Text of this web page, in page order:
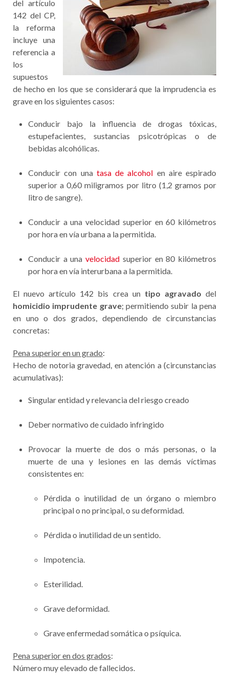
del artículo
142 del CP,
la reforma
incluye una
referencia a
los
supuestos
de hecho en los que se considerará que la imprudencia es
grave en los siguientes casos:
Conducir bajo la influencia de drogas tóxicas,
estupefacientes, sustancias psicotrópicas o de
bebidas alcohólicas.
Conducir con una tasa de alcohol en aire espirado
superior a 0,60 miligramos por litro (1,2 gramos por
litro de sangre).
Conducir a una velocidad superior en 60 kilómetros
por hora en vía urbana a la permitida.
Conducir a unavelocidad superior en 80 kilómetros
por hora en vía interurbana a la permitida.
El nuevo artículo 142 bis crea un tipo agravado del
homicidio imprudente grave; permitiendo subir la pena
en uno o dos grados, dependiendo de circunstancias
concretas:
Pena superior en un grado:
Hecho de notoria gravedad, en atención a (circunstancias
acumulativas):
Singular entidad y relevancia del riesgo creado
Deber normativo de cuidado infringido
Provocar la muerte de dos o más personas, o la
muerte de una y lesiones en las demás víctimas
consistentes en:
Pérdida o inutilidad de un órgano o miembro
principal o no principal, o su deformidad.
Pérdida o inutilidad de un sentido.
Impotencia.
Esterilidad.
Grave deformidad.
Grave enfermedad somática o psíquica.
Pena superior en dos grados:
Número muy elevado de fallecidos.